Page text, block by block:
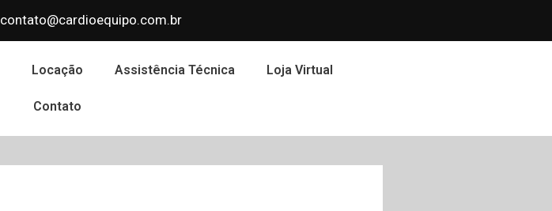
contato@cardioequipo.com.br
Locação Assistência Técnica Loja Virtual
Contato